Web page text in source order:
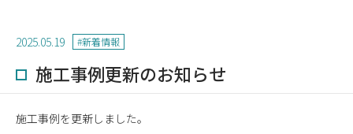
創建について
採用情報
2025.05.19 #新着情報
施工事例更新のお知らせ
施工事例を更新しました。